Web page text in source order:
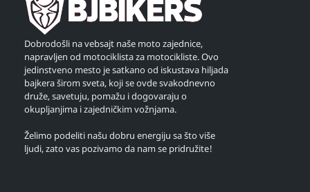
Dobrodošli na vebsajt naše moto zajednice,
napravljen od motociklista za motocikliste. Ovo
jedinstveno mesto je satkano od iskustava hiljada
bajkera širom sveta, koji se ovde svakodnevno
druže, savetuju, pomažu i dogovaraju o
okupljanjima i zajedničkim vožnjama.
Želimo podeliti našu dobru energiju sa što više
ljudi, zato vas pozivamo da nam se pridružite!